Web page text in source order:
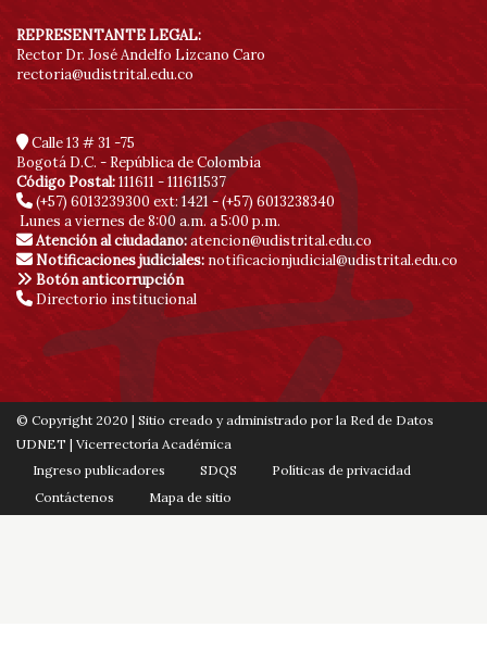
REPRESENTANTE LEGAL:
Rector Dr. José Andelfo Lizcano Caro
rectoria@udistrital.edu.co
Calle 13 # 31 -75
Bogotá D.C. - República de Colombia
Código Postal:111611 - 111611537
(+57) 6013239300 ext: 1421 - (+57) 6013238340
Lunes a viernes de 8:00 a.m. a 5:00 p.m.
Atención al ciudadano:atencion@udistrital.edu.co
Notificaciones judiciales: notificacionjudicial@udistrital.edu.co
Botón anticorrupción
Directorio institucional
© Copyright 2020 | Sitio creado y administrado por la Red de Datos
UDNET | Vicerrectoría Académica
Ingreso publicadores
SDQS
Políticas de privacidad
Contáctenos
Mapa de sitio